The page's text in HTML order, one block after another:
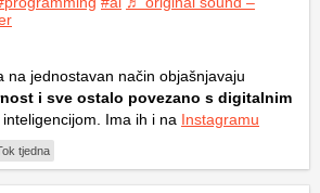
na jednostavan način objašnjavaju
i sve ostalo povezano s digitalnim
Ima ih i na Instagramu
tjedna